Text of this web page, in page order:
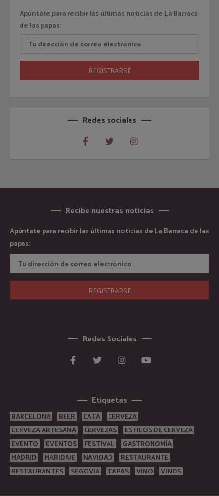
Apúntate para recibir las últimas noticias de La Barraca
de las papas:
Redes sociales
Recibe nuestras noticias
Apúntate para recibir las últimas noticias de La Barraca de las
papas:
Redes Sociales
Etiquetas
BARCELONA BEER CATA
CERVEZA
CERVEZA ARTESANA
CERVEZAS
ESTILOS DE CERVEZA
EVENTO
EVENTOS FESTIVAL
GASTRONOMÍA
MADRID
MARIDAJE NAVIDAD
RESTAURANTE
RESTAURANTES
SEGOVIA TAPAS VINO VINOS